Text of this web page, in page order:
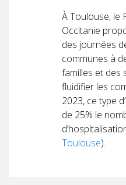
À Toulouse, le
Occitanie
des journées
communes à
familles et des
fluidifier les
2023, ce type
de 25% le
Toulouse).